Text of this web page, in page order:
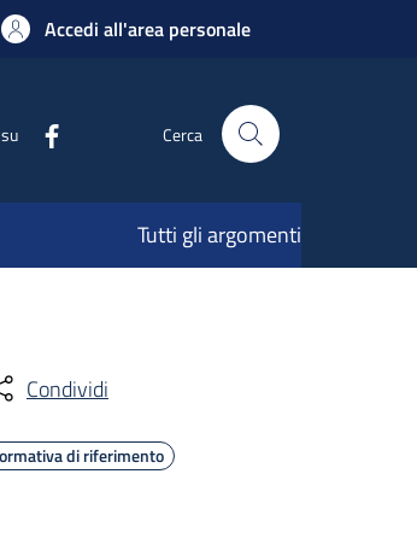
Accedi all'area personale
Cerca
Tutti gli argomenti
Condividi
di riferimento